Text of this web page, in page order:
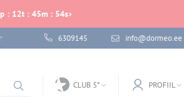
p : 12t : 45m : 54s
6309145 info@dormeo.ee
CLUB 5* PROFIIL